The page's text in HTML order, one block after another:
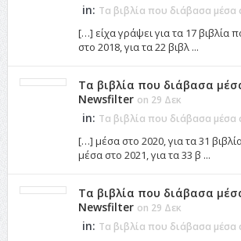
in: Τα βιβλία που διάβασα μέσα
[…] είχα γράψει για τα 17 βιβλία
στο 2018, για τα 22 βιβλ ...
Τα βιβλία που διάβασα
Newsfilter on 29 Δεκ
in: Τα βιβλία που διάβασα μέσα
[…] μέσα στο 2020, για τα 31
μέσα στο 2021, για τα 33 β ...
Τα βιβλία που διάβασα
Newsfilter on 29 Δεκ
in: Τα βιβλία που διάβασα μέσα